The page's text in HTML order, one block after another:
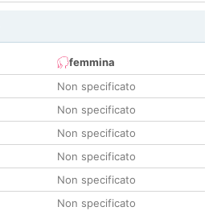
femmina
Non specificato
Non specificato
Non specificato
Non specificato
Non specificato
Non specificato